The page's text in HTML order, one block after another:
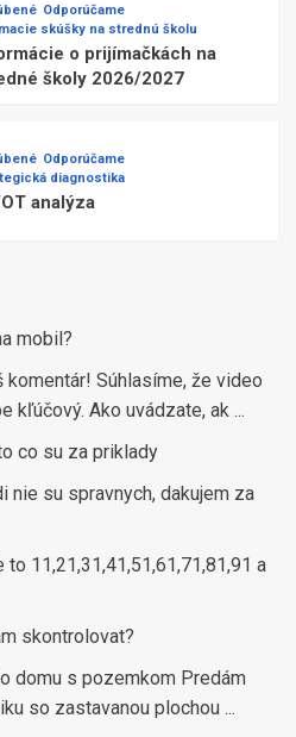
Odporúčame
skúšky na strednú školu
o prijímačkách na
školy 2026/2027
Odporúčame
diagnostika
analýza
mobil?
komentár! Súhlasíme, že video
kľúčový. Ako uvádzate, ak ...
co su za priklady
nie su spravnych, dakujem za
to 11,21,31,41,51,61,71,81,91 a
skontrolovat?
domu s pozemkom Predám
so zastavanou plochou ...